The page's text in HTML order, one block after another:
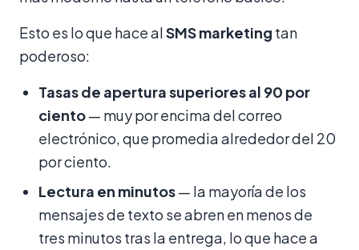
Esto es lo que hace alSMS marketing tan
poderoso:
Tasas de apertura superiores al 90 por
ciento— muy por encima del correo
electrónico, que promedia alrededor del 20
por ciento.
Lectura en minutos— la mayoría de los
mensajes de texto se abren en menos de
tres minutos tras la entrega, lo que hace a